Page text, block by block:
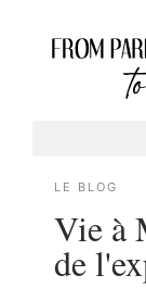
LE BLOG
Vie à
de